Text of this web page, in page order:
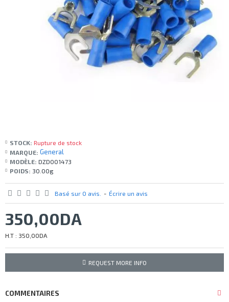
STOCK: Rupture de stock
MARQUE: General
MODÈLE: DZD001473
POIDS: 30.00g
Basé sur 0 avis. - Écrire un avis
350,00DA
H.T : 350,00DA
REQUEST MORE INFO
COMMENTAIRES